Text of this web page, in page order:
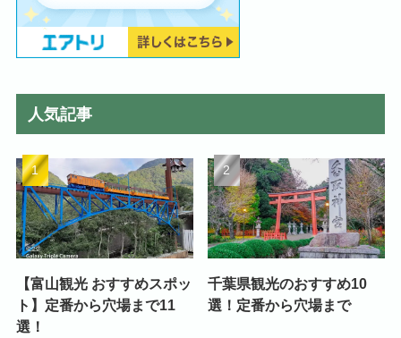
人気記事
【富山観光 おすすめスポッ
ト】定番から穴場まで11
選！
千葉県観光のおすすめ10
選！定番から穴場まで